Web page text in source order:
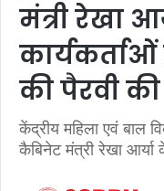
मंत्री रेखा
की पैरवी की
केंद्रीय महिला एवं बाल
कैबिनेट मंत्री रेखा आर्या